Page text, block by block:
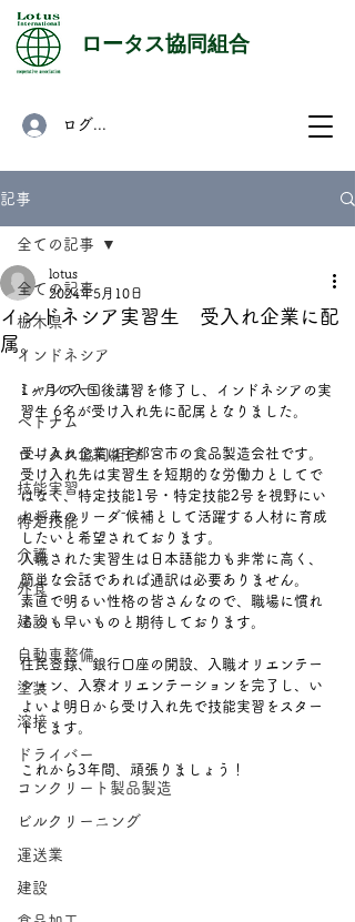
​ロータス協同組合
ログイン
記事
全ての記事
栃木県
インドネシア
ミャンマー
ベトナム
ロータス協同組合
技能実習
特定技能
介護
外食
建設
自動車整備
塗装
溶接
ドライバー
コンクリート製品製造
ビルクリーニング
運送業
建設
全ての記事
インドネシア実習生 受入れ企業に配
属。
lotus
2024年5月10日
1ヶ月の入国後講習を修了し、インドネシアの実
習生 6名が受け入れ先に配属となりました。
受け入れ企業は宇都宮市の食品製造会社です。
受け入れ先は実習生を短期的な労働力としてで
はなく、特定技能1号・特定技能2号を視野にい
れ将来のリーダ⁻候補として活躍する人材に育成
したいと希望されております。
入職された実習生は日本語能力も非常に高く、
簡単な会話であれば通訳は必要ありません。
素直で明るい性格の皆さんなので、職場に慣れ
るのも早いものと期待しております。
住民登録、銀行口座の開設、入職オリエンテー
ション、入寮オリエンテーションを完了し、い
よいよ明日から受け入れ先で技能実習をスター
トします。
これから3年間、頑張りましょう！